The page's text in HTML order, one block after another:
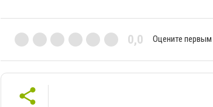
0,0 Оцените первым